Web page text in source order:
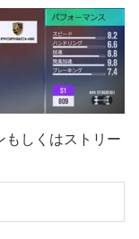
もしくはストリー